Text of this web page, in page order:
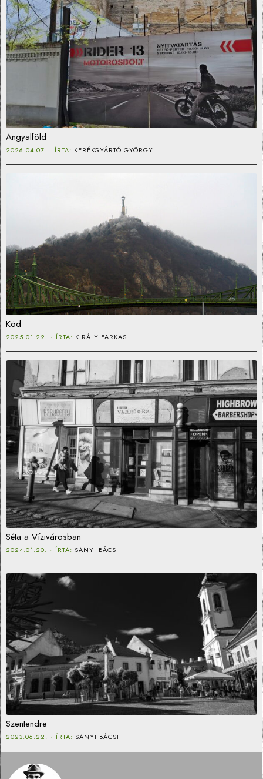
Angyalföld
2026.04.07. ÍRTA: KERÉKGYÁRTÓ GYÖRGY
Köd
2025.01.22. ÍRTA: KIRÁLY FARKAS
Séta a Vízivárosban
2024.01.20. ÍRTA: SANYI BÁCSI
Szentendre
2023.06.22. ÍRTA: SANYI BÁCSI